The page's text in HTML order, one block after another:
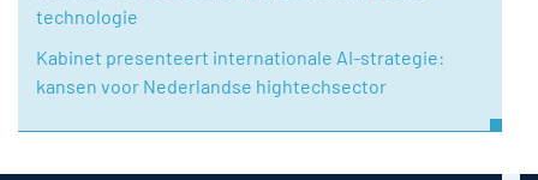
technologie
Kabinet presenteert internationale AI-strategie:
kansen voor Nederlandse hightechsector